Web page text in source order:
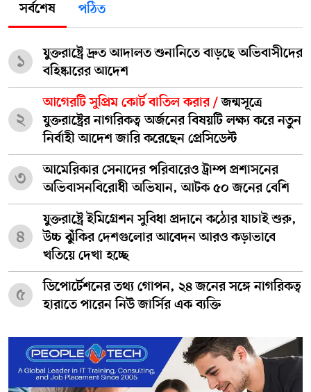
সর্বশেষ পঠিত
১
যুক্তরাষ্ট্রে দ্রুত আদালত শুনানিতে বাড়ছে অভিবাসীদের
বহিষ্কারের আদেশ
২
আগেরটি সুপ্রিম কোর্ট বাতিল করার /জন্মসূত্রে
যুক্তরাষ্ট্রের নাগরিকত্ব অর্জনের বিষয়টি লক্ষ্য করে নতুন
নির্বাহী আদেশ জারি করেছেন প্রেসিডেন্ট
৩
আমেরিকার সেনাদের পরিবারেও ট্রাম্প প্রশাসনের
অভিবাসনবিরোধী অভিযান, আটক ৫০ জনের বেশি
৪
যুক্তরাষ্ট্রে ইমিগ্রেশন সুবিধা প্রদানে কঠোর যাচাই শুরু,
উচ্চ ঝুঁকির দেশগুলোর আবেদন আরও কড়াভাবে
খতিয়ে দেখা হচ্ছে
৫
ডিপোর্টেশনের তথ্য গোপন, ২৪ জনের সঙ্গে নাগরিকত্ব
হারাতে পারেন নিউ জার্সির এক ব্যক্তি